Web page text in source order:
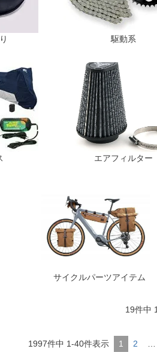
駆動系
エアフィルター
サイクルパーツアイテム
19件中 1
1997件中 1-40件表示 1 2